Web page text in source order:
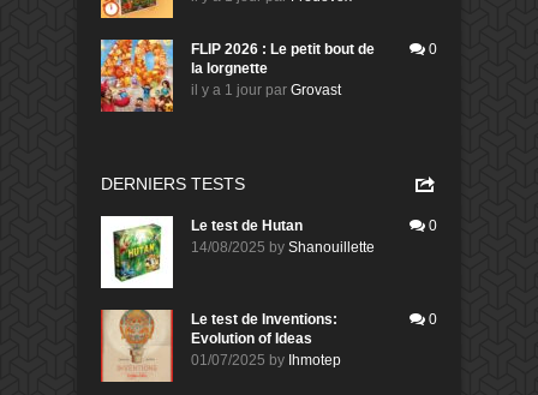
FLIP 2026 : Le petit bout de
la lorgnette
il y a 1 jour par Grovast
0
DERNIERS TESTS
Le test de Hutan
14/08/2025 by Shanouillette
0
Le test de Inventions:
Evolution of Ideas
01/07/2025 by Ihmotep
0